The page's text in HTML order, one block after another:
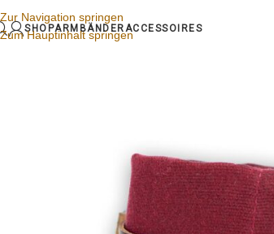
Zur Navigation springen
Zum Hauptinhalt springen
SHOPARMBÄNDERACCESSOIRES